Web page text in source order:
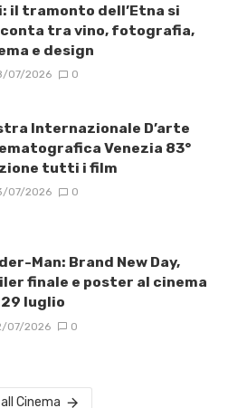
il tramonto dell’Etna si
tra vino, fotografia,
e design
07/2026 0
Internazionale D’arte
Venezia 83°
tutti i film
07/2026 0
Man: Brand New Day,
finale e poster al cinema
luglio
07/2026 0
Cinema